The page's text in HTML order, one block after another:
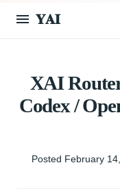
𝐘𝐀𝐈
XAI
Codex /
Posted February